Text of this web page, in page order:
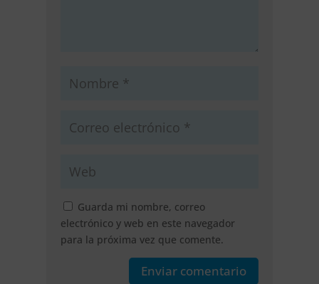
Guarda mi nombre, correo
electrónico y web en este navegador
para la próxima vez que comente.
Enviar comentario